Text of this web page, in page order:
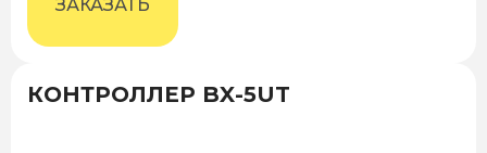
ЗАКАЗАТЬ
КОНТРОЛЛЕР BX-5UT